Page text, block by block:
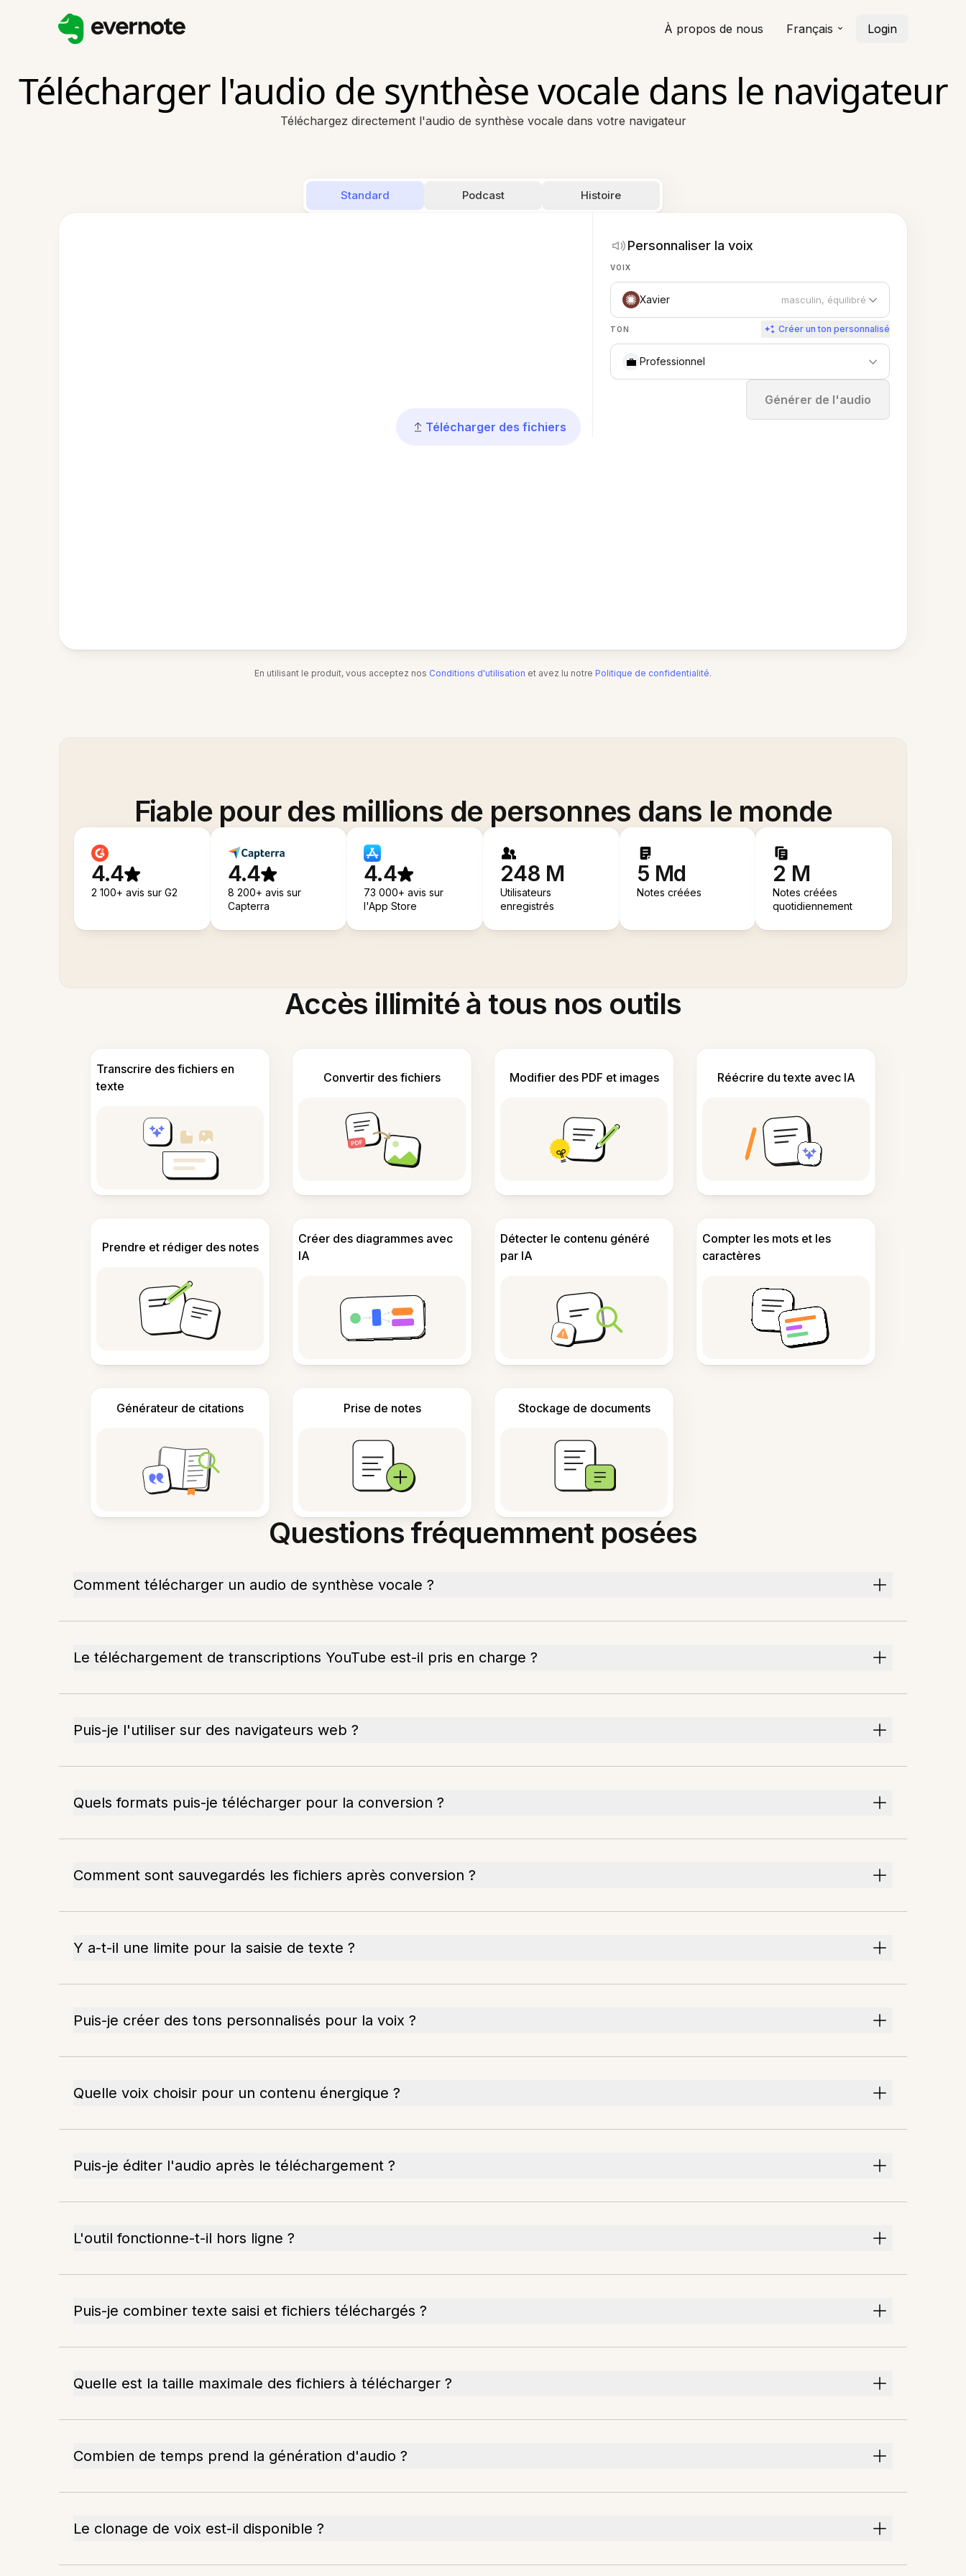
À propos de nous Français Login
Télécharger l'audio de synthèse vocale dans le navigateur
Téléchargez directement l'audio de synthèse vocale dans votre navigateur
Standard Podcast Histoire
Télécharger des fichiers
Personnaliser la voix
VOIX
Xavier masculin, équilibré
TON Créer un ton personnalisé
💼 Professionnel
Générer de l'audio
Arrêter
En utilisant le produit, vous acceptez nos Conditions d'utilisation et avez lu notre Politique de confidentialité.
Fiable pour des millions de personnes dans le monde
4.4
2 100+ avis sur G2
4.4
8 200+ avis sur
Capterra
4.4
73 000+ avis sur
l'App Store
248 M
Utilisateurs
enregistrés
5 Md
Notes créées
2 M
Notes créées
quotidiennement
Accès illimité à tous nos outils
Transcrire des fichiers en
texte
Convertir des fichiers Modifier des PDF et images Réécrire du texte avec IA
Prendre et rédiger des notes
Créer des diagrammes avec
IA
Détecter le contenu généré
par IA
Compter les mots et les
caractères
Générateur de citations Prise de notes Stockage de documents
Questions fréquemment posées
Comment télécharger un audio de synthèse vocale ?
Le téléchargement de transcriptions YouTube est-il pris en charge ?
Puis-je l'utiliser sur des navigateurs web ?
Quels formats puis-je télécharger pour la conversion ?
Comment sont sauvegardés les fichiers après conversion ?
Y a-t-il une limite pour la saisie de texte ?
Puis-je créer des tons personnalisés pour la voix ?
Quelle voix choisir pour un contenu énergique ?
Puis-je éditer l'audio après le téléchargement ?
L'outil fonctionne-t-il hors ligne ?
Puis-je combiner texte saisi et fichiers téléchargés ?
Quelle est la taille maximale des fichiers à télécharger ?
Combien de temps prend la génération d'audio ?
Le clonage de voix est-il disponible ?